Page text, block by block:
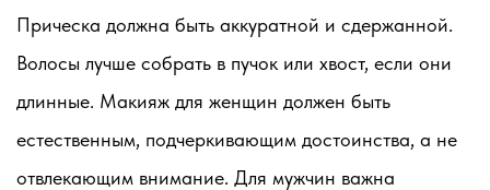
Прическа должна быть аккуратной и сдержанной.
Волосы лучше собрать в пучок или хвост, если они
длинные. Макияж для женщин должен быть
естественным, подчеркивающим достоинства, а не
отвлекающим внимание. Для мужчин важна